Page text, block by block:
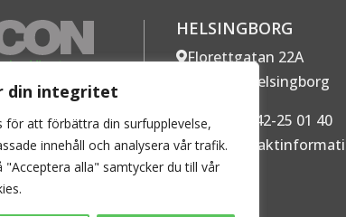
din integritet
för att förbättra din surfupplevelse,
innehåll och analysera vår trafik.
"Acceptera alla" samtycker du till vår
på den svenska
radiatorer och
vattenburen
–Cookies
HELSINGBORG
Florettgatan 22A
SE-254 67 Helsingborg
Telefon:
042-25 01 40
Mer